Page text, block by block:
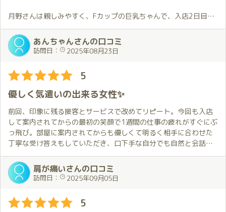
月野さんは親しみやすく、Fカップの巨乳ちゃんで、入店2日目と
は思えない安心感？があって、終始メロメロです❤️💕
話好きな一面もあるようで、とても盛り上がりました🥰
本人いわく今回がマッ◆デビューだったらしいですが、めちゃく
ちゃ楽しかったですし、
2日目でこのレベルなら、ゆくゆくはマッ◆職人になること間違い
なし！？
マッ◆好きな諸先輩方！
月野さんのテクニック向上のために会ってみて下さい。
あんちゃんさんの口コミ
訪問日： 2025年08月23日
5
優しく気遣いの出来る女性✨
前回、印象に残る接客とサービスで改めてリピート。今回も入店
して案内されてからの最初の笑顔で1週間の仕事の疲れがすぐにぶ
っ飛び。部屋に案内されてからも優しくて明るく相手に合わせた
丁寧な受け答えもしていただき、口下手な自分でも自然と会話が
はずみます。衣服を脱いだ後の彼女も大きな胸、くびれた腰、張
りのあるお尻にすぐに自分の興奮度もMAX😵になり強く抱きしめ
てしまいました。プレイ中にも時おり目が合うと優しい視線を投
げかけてくれて、こちらも年がいも無く頬を赤らめてしまいま
す。あっという間に夢のような時間がすぎて見送りの際に見せた
優しい笑顔と声かけに、早くも次の予約日を検討してしまいまし
肩が痛いさんの口コミ
訪問日： 2025年09月05日
5